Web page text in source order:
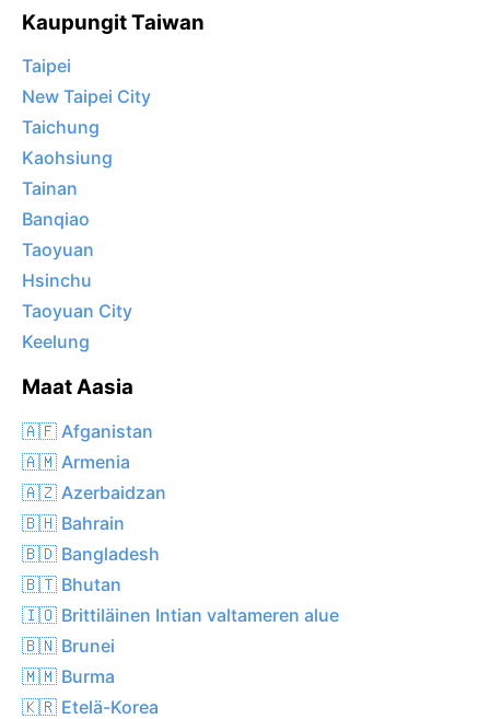
Kaupungit Taiwan
Taipei
New Taipei City
Taichung
Kaohsiung
Tainan
Banqiao
Taoyuan
Hsinchu
Taoyuan City
Keelung
Maat Aasia
🇦🇫 Afganistan
🇦🇲 Armenia
🇦🇿 Azerbaidzan
🇧🇭 Bahrain
🇧🇩 Bangladesh
🇧🇹 Bhutan
🇮🇴 Brittiläinen Intian valtameren alue
🇧🇳 Brunei
🇲🇲 Burma
🇰🇷 Etelä-Korea